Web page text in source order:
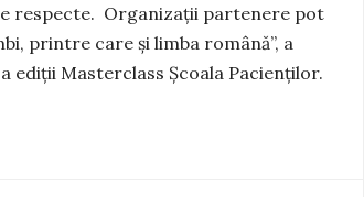
respecte. Organizații partenere pot
printre care și limba română”, a
ediții Masterclass Școala Pacienților.